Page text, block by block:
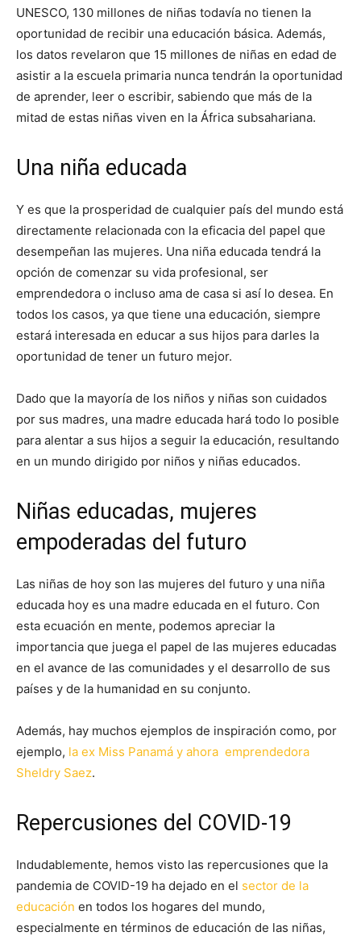
UNESCO, 130 millones de niñas todavía no tienen la
oportunidad de recibir una educación básica. Además,
los datos revelaron que 15 millones de niñas en edad de
asistir a la escuela primaria nunca tendrán la oportunidad
de aprender, leer o escribir, sabiendo que más de la
mitad de estas niñas viven en la África subsahariana.
Una niña educada
Y es que la prosperidad de cualquier país del mundo está
directamente relacionada con la eficacia del papel que
desempeñan las mujeres. Una niña educada tendrá la
opción de comenzar su vida profesional, ser
emprendedora o incluso ama de casa si así lo desea. En
todos los casos, ya que tiene una educación, siempre
estará interesada en educar a sus hijos para darles la
oportunidad de tener un futuro mejor.
Dado que la mayoría de los niños y niñas son cuidados
por sus madres, una madre educada hará todo lo posible
para alentar a sus hijos a seguir la educación, resultando
en un mundo dirigido por niños y niñas educados.
Niñas educadas, mujeres
empoderadas del futuro
Las niñas de hoy son las mujeres del futuro y una niña
educada hoy es una madre educada en el futuro. Con
esta ecuación en mente, podemos apreciar la
importancia que juega el papel de las mujeres educadas
en el avance de las comunidades y el desarrollo de sus
países y de la humanidad en su conjunto.
Además, hay muchos ejemplos de inspiración como, por
ejemplo, la ex Miss Panamá y ahora emprendedora
Sheldry Saez.
Repercusiones del COVID-19
Indudablemente, hemos visto las repercusiones que la
pandemia de COVID-19 ha dejado en el sector de la
educación en todos los hogares del mundo,
especialmente en términos de educación de las niñas,